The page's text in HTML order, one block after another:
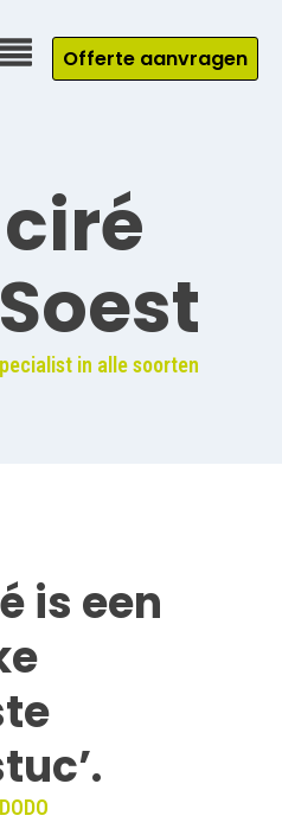
Offerte aanvragen
in alle soorten
is een